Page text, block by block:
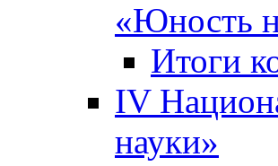
«Юность
Итоги
IV
науки»